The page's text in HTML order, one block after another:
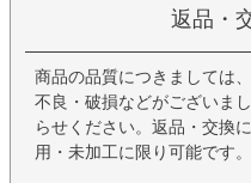
返品・
商品の品質につきましては
不良・破損などがございま
らせください。返品・交換
用・未加工に限り可能です。